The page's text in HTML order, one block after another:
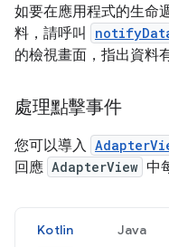
如要在應用程式的生命
料，請呼叫
的檢視畫面，指出資料
處理點擊事件
您可以導入
回應 AdapterView 中
Kotlin Java